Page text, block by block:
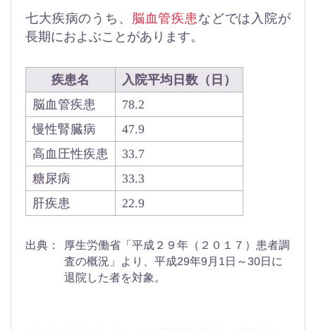
七大疾病のうち、 脳血管疾患などでは入院が
長期におよぶことがあります。
疾患名 入院平均日数（日）
脳血管疾患 78.2
慢性腎臓病 47.9
高血圧性疾患 33.7
糖尿病 33.3
肝疾患 22.9
出典： 厚生労働省「平成２９年（２０１７）患者調
査の概況」より、平成29年9月1日～30日に
退院した者を対象。